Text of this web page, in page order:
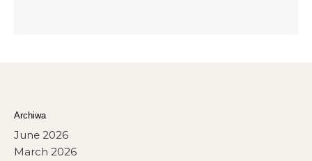
Archiwa
June 2026
March 2026